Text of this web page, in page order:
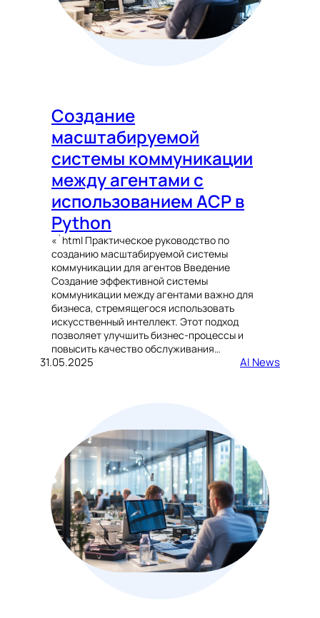
Создание
масштабируемой
системы коммуникации
между агентами с
использованием ACP в
Python
«`html Практическое руководство по
созданию масштабируемой системы
коммуникации для агентов Введение
Создание эффективной системы
коммуникации между агентами важно для
бизнеса, стремящегося использовать
искусственный интеллект. Этот подход
позволяет улучшить бизнес-процессы и
повысить качество обслуживания…
31.05.2025 AI News